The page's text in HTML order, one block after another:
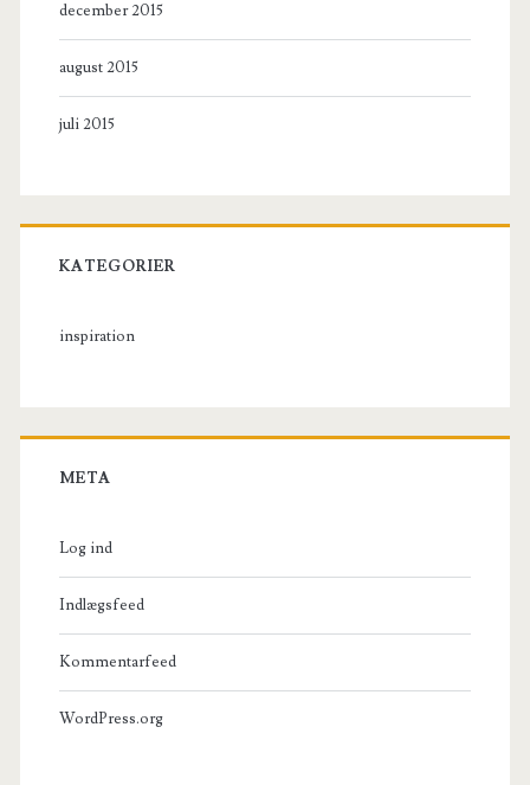
december 2015
august 2015
juli 2015
KATEGORIER
inspiration
META
Log ind
Indlægsfeed
Kommentarfeed
WordPress.org